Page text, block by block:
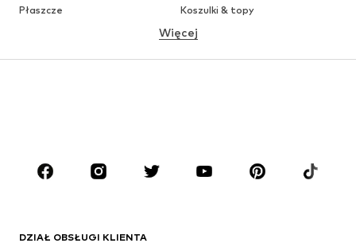
Płaszcze
Koszulki & topy
Bielizna
Akcesoria
Premium
Nowości
Więcej
DZIAŁ OBSŁUGI KLIENTA